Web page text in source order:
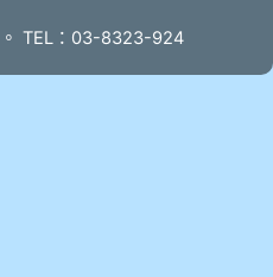
TEL：03-8323-924